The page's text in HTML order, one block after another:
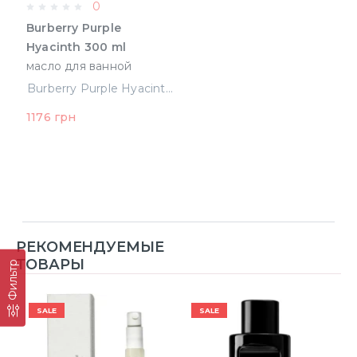
Фильтр
0
Burberry Purple
Hyacinth 300 ml
масло для ванной
(5045493688026)
Burberry Purple Hyacinth 300 ml масло для ванной (5045493688026)
1176 грн
РЕКОМЕНДУЕМЫЕ
ТОВАРЫ
SALE SALE